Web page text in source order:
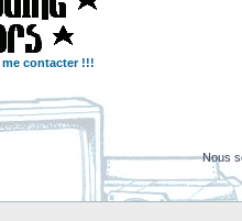
me contacter !!!
Nous